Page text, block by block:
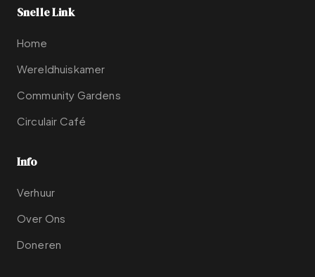
Snelle Link
Home
Wereldhuiskamer
Community Gardens
Circulair Café
Info
Verhuur
Over Ons
Doneren